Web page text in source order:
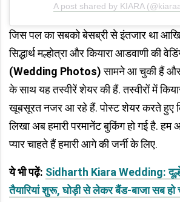
A post shared by KIARA
जिस पल का सबको बेसब्री से इंतजार था
सिद्धार्थ मल्होत्रा और कियारा आडवाणी की
(Wedding Photos)सामने आ चुकी हैं
के साथ यह तस्वीरें शेयर की हैं. तस्वीरों में
खूबसूरत नजर आ रहे हैं. पोस्ट शेयर करते हुए
लिखा अब हमारी परमानेंट बुकिंग हो गई है.
प्यार चाहते हैं हमारी आगे की जर्नी के लिए.
ये भी पढ़ें: Sidharth Kiara Wedding: दूल्हे
तैयारियां शुरू, घोड़ी से लेकर बैंड-बाजा सब हो